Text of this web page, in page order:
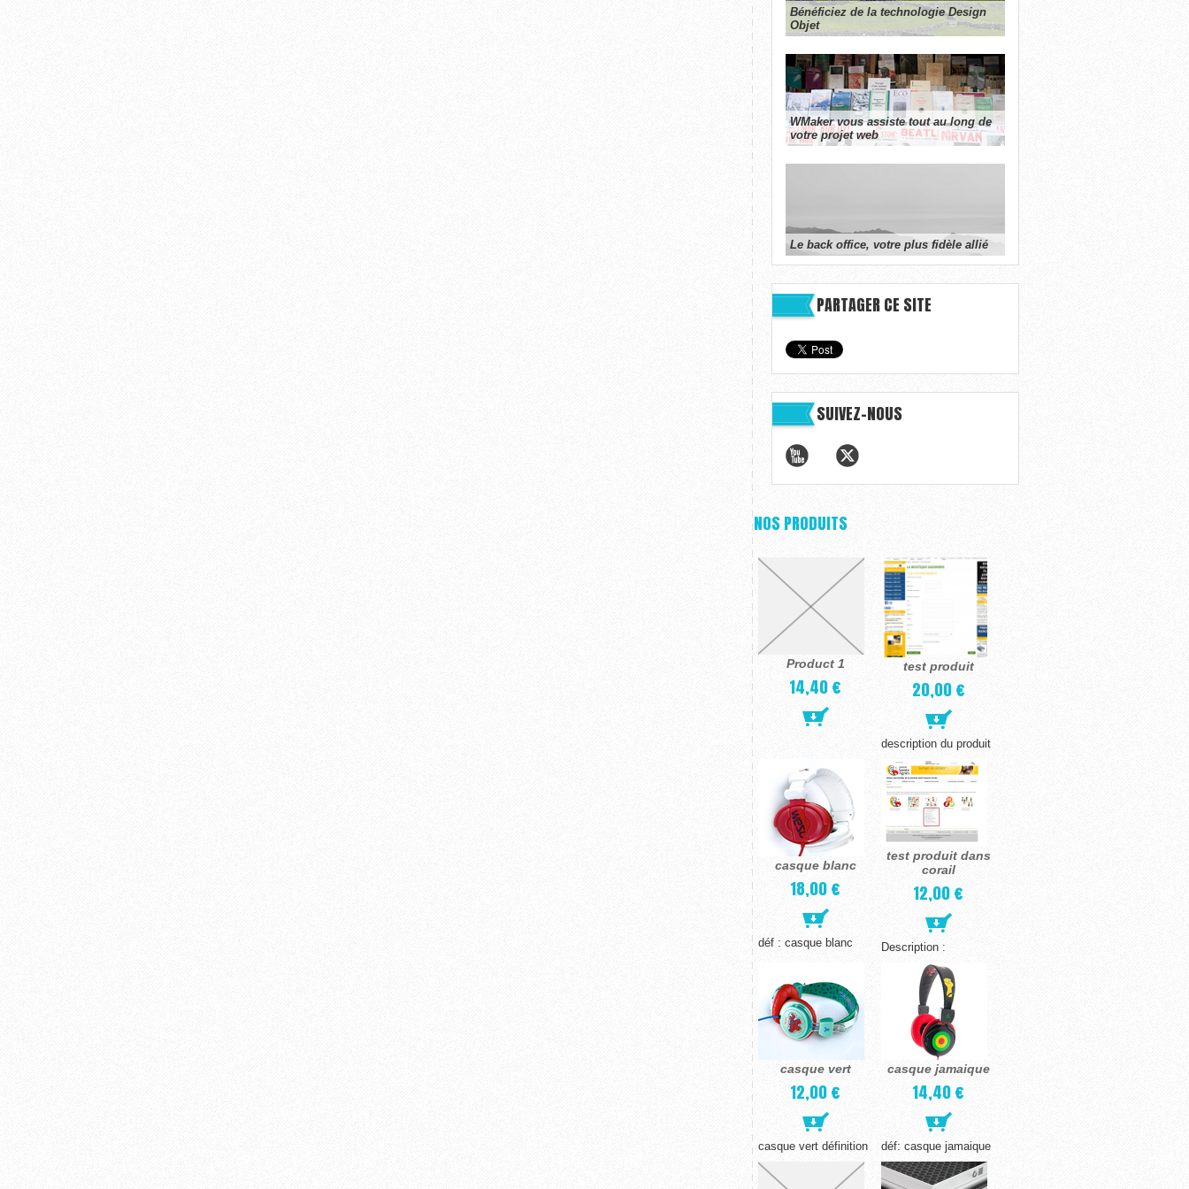
Bénéficiez de la technologie Design
Objet
WMaker vous assiste tout au long de
votre projet web
Le back office, votre plus fidèle allié
PARTAGER CE SITE
SUIVEZ-NOUS
NOS PRODUITS
Product 1
14,40 €
test produit
20,00 €
description du produit
casque blanc
18,00 €
déf : casque blanc
test produit dans
corail
12,00 €
Description :
casque vert
12,00 €
casque vert définition
casque jamaique
14,40 €
déf: casque jamaique